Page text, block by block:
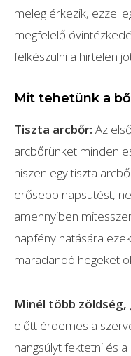
meleg érkezik, ezzel
megfelelő
felkészülni a hirtelen
Mit tehetünk a
Tiszta arcbőr: Az
arcbőrünket minden
hiszen egy tiszta
erősebb napsütést,
amennyiben
napfény hatására
maradandó hegeket
Minél több zöldség,
előtt érdemes a
hangsúlyt fektetni és